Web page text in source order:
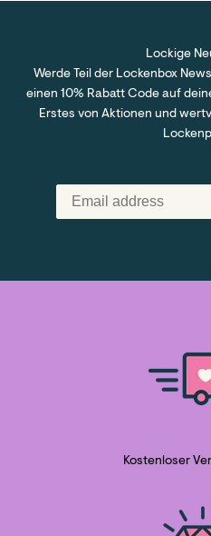
Lockige
Werde Teil der Lockenbox
einen 10% Rabatt Code auf
Erstes von Aktionen und
Kostenloser